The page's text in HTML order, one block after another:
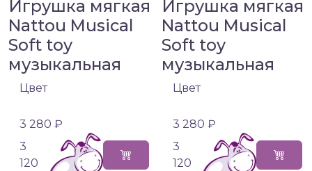
Игрушка мягкая
Nattou Musical
Soft toy
музыкальная
Цвет
3 280 ₽
3
120
Игрушка мягкая
Nattou Musical
Soft toy
музыкальная
Цвет
3 280 ₽
3
120